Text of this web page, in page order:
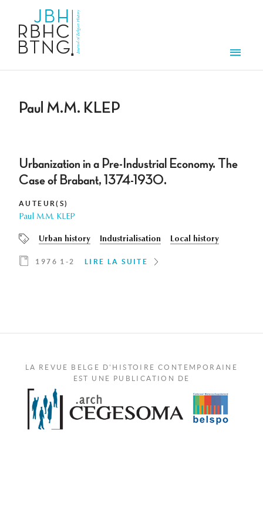
Paul M.M. KLEP
Urbanization in a Pre-Industrial Economy. The
Case of Brabant, 1374-1930.
AUTEUR(S)
Paul M.M. KLEP
Urban history Industrialisation Local history
1976 1-2 LIRE LA SUITE
LA REVUE BELGE D'HISTOIRE CONTEMPORAINE
EST UNE PUBLICATION DE